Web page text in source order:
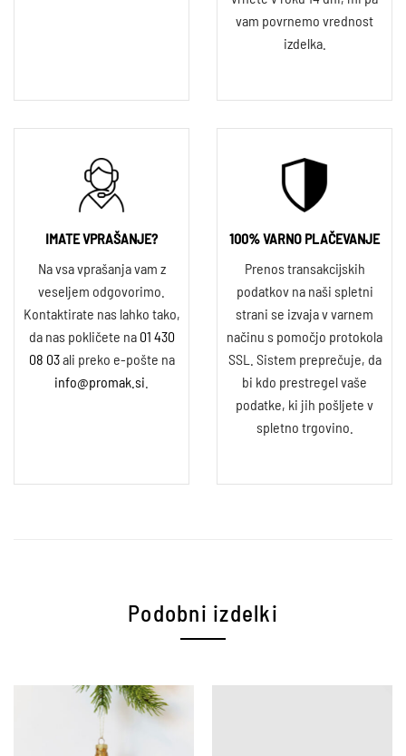
vam povrnemo vrednost
izdelka.
IMATE VPRAŠANJE?
Na vsa vprašanja vam z
veseljem odgovorimo.
Kontaktirate nas lahko tako,
da nas pokličete na 01 430
08 03ali preko e-pošte na
info@promak.si
100% VARNO PLAČEVANJE
Prenos transakcijskih
podatkov na naši spletni
strani se izvaja v varnem
načinu s pomočjo protokola
SSL. Sistem preprečuje, da
bi kdo prestregel vaše
podatke, ki jih pošljete v
spletno trgovino.
Podobni izdelki